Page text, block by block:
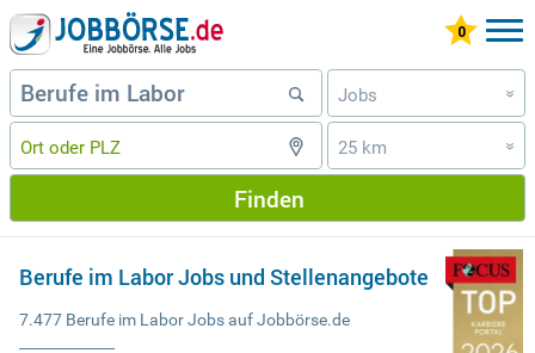
Jobs »
25 km »
Finden
Berufe im Labor Jobs und Stellenangebote
7.477 Berufe im Labor Jobs auf Jobbörse.de